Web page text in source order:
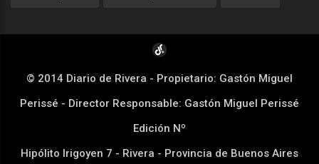
© 2014 Diario de Rivera - Propietario: Gastón Miguel
Perissé - Director Responsable: Gastón Miguel Perissé
Edición Nº
Hipólito Irigoyen 7 - Rivera - Provincia de Buenos Aires